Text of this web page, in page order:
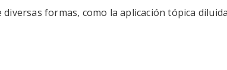
diversas formas, como la aplicación tópica